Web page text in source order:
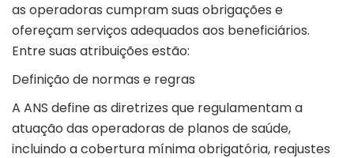
as operadoras cumpram suas obrigações e
ofereçam serviços adequados aos beneficiários.
Entre suas atribuições estão:
Definição de normas e regras
A ANS define as diretrizes que regulamentam a
atuação das operadoras de planos de saúde,
incluindo a cobertura mínima obrigatória, reajustes